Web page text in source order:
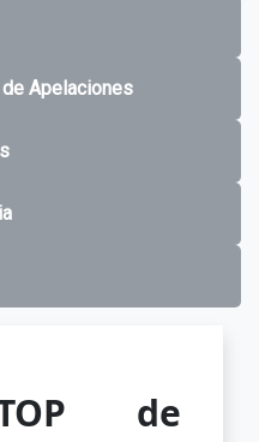
Apelaciones
de